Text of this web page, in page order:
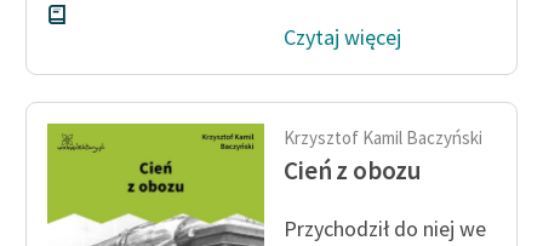
Lektur
O nas
Kontakt
Zespół
Czytaj więcej
Krzysztof Kamil Baczyński
Cień z obozu
Przychodził do niej we